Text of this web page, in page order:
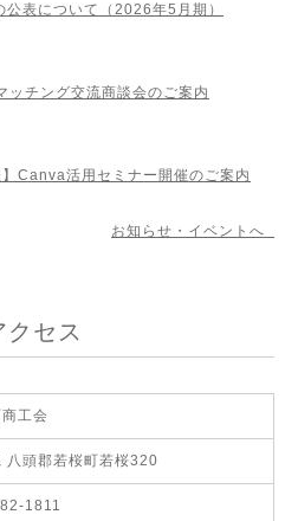
表について（2026年5月期）
ッチング交流商談会のご案内
Canva活用セミナー開催のご案内
お知らせ・イベントへ
クセス
工会
八頭郡若桜町若桜320
1811